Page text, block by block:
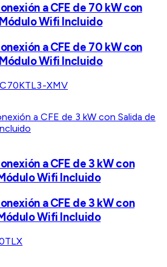
a CFE de 70 kW con
Wifi Incluido
a CFE de 70 kW con
Wifi Incluido
XMV
a CFE de 3 kW con
Wifi Incluido
a CFE de 3 kW con
Wifi Incluido